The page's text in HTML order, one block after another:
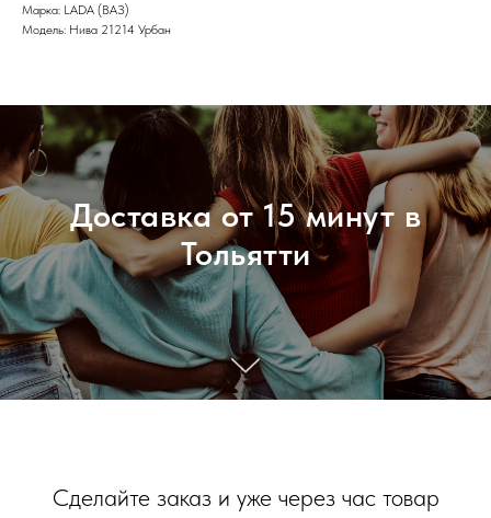
Марка: LADA (ВАЗ)
Модель: Нива 21214 Урбан
Доставка от 15 минут в
Тольятти
Сделайте заказ и уже через час товар